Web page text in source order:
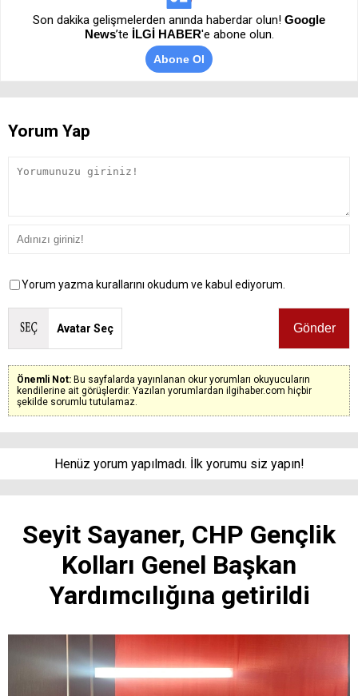
Son dakika gelişmelerden anında haberdar olun! Google
News’te İLGİ HABER'e abone olun.
Abone Ol
Yorum Yap
Yorum yazma kurallarını okudum ve kabul ediyorum.
Avatar Seç
Önemli Not: Bu sayfalarda yayınlanan okur yorumları okuyucuların
kendilerine ait görüşlerdir. Yazılan yorumlardan ilgihaber.com hiçbir
şekilde sorumlu tutulamaz.
Henüz yorum yapılmadı. İlk yorumu siz yapın!
Seyit Sayaner, CHP Gençlik
Kolları Genel Başkan
Yardımcılığına getirildi